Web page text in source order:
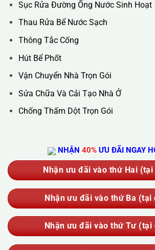
Trụ Sở Chính :36C Ngõ 89 Lê Đức Thọ -
TP Hà Nội
Hotline : 0388.444.445
Vệ Sinh Công Nghiệp
Vệ Sinh Kính Nhà Cao Tầng
Vệ Sinh Sau Xây Dựng
Đánh Bóng Và Phục Hồi Sàn Đá
Giặt Thảm, Giặt Đệm, Giặt Rèm, Giặt
Sục Rửa Đường Ống Nước Sinh Hoạt